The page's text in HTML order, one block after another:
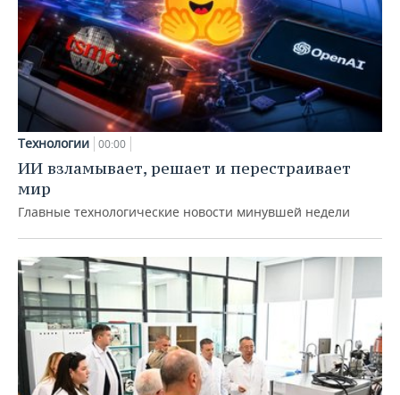
Технологии 00:00
ИИ взламывает, решает и перестраивает
мир
Главные технологические новости минувшей недели